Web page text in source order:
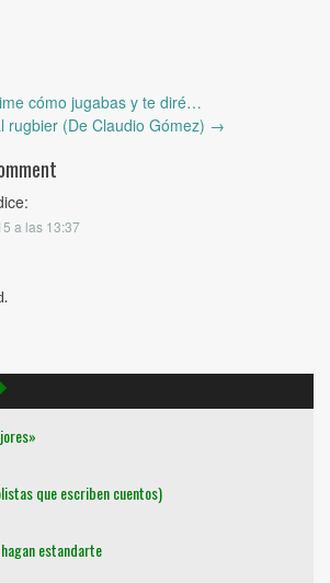
cómo jugabas y te diré…
rugbier (De Claudio Gómez) →
a las 13:37
que escriben cuentos)
estandarte